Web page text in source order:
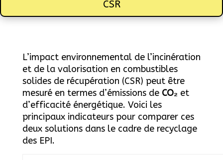
CSR
L’impact environnemental de l’incinération
et de la valorisation en combustibles
solides de récupération (CSR) peut être
mesuré en termes d’émissions de CO₂ et
d’efficacité énergétique. Voici les
principaux indicateurs pour comparer ces
deux solutions dans le cadre de recyclage
des EPI.